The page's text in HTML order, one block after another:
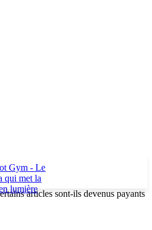
articles sont-ils devenus payants